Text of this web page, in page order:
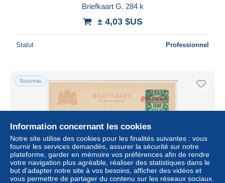
Briefkaart G. 284 k
± 4,03 $US
Statut Professionnel
Nouveau
Information concernant les cookies
Notre site utilise des cookies pour les finalités suivantes : vous
fournir les services demandés, assurer la sécurité sur notre
plateforme, garder en mémoire vos préférences afin de rendre
votre navigation plus agréable, réaliser des statistiques dans le
but d’adapter notre site à vos besoins, afficher des vidéos et
vous permettre de partager du contenu sur les réseaux sociaux.